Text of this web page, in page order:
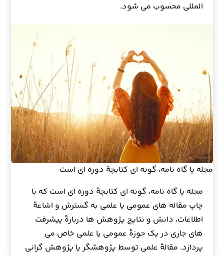
المللی محسوب می شود.
مجله یا گاه نامه، گونه ای کتابچهٔ دوره ای است
مجله یا گاه نامه، گونه ای کتابچهٔ دوره ای است که با
چاپ مقاله های عمومی یا علمی به گسترش و اشاعهٔ
اطلاعات، دانش و نتایج پژوهش ها دربارهٔ پیشرفت
های جاری در یک حوزهٔ عمومی یا علمی خاص می
پردازد. مقالهٔ علمی توسط پژوهشگر یا پژوهش گرانی